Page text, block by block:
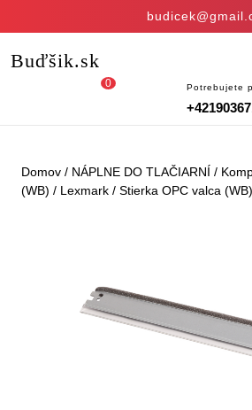
Buďšik.sk
0 Potrebujete
Domov / NÁPLNE DO TLAČIARNÍ /
(WB) / Lexmark / Stierka OPC valca